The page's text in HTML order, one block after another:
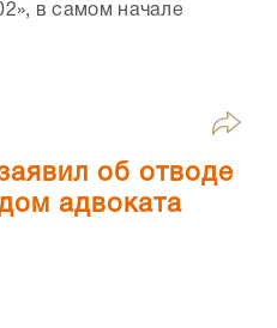
в самом начале
об отводе
адвоката